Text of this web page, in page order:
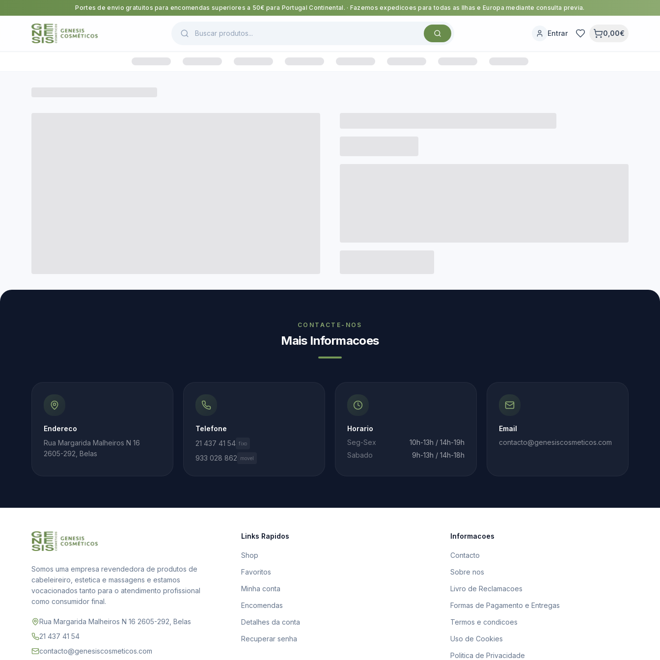
Portes de envio gratuitos para encomendas superiores a 50€ para Portugal Continental. · Fazemos expedicoes para todas as Ilhas e Europa mediante consulta previa.
Entrar 0,00€
CONTACTE-NOS
Mais Informacoes
Endereco
Rua Margarida Malheiros N 16
2605-292, Belas
Telefone
21 437 41 54 fixo
933 028 862 movel
Horario
Seg-Sex
10h-13h / 14h-19h
Sabado
9h-13h / 14h-18h
Email
contacto@genesiscosmeticos.com
Somos uma empresa revendedora de produtos de
cabeleireiro, estetica e massagens e estamos
vocacionados tanto para o atendimento profissional
como consumidor final.
Rua Margarida Malheiros N 16 2605-292, Belas
21 437 41 54
contacto@genesiscosmeticos.com
Links Rapidos
Shop
Favoritos
Minha conta
Encomendas
Detalhes da conta
Recuperar senha
Informacoes
Contacto
Sobre nos
Livro de Reclamacoes
Formas de Pagamento e Entregas
Termos e condicoes
Uso de Cookies
Politica de Privacidade